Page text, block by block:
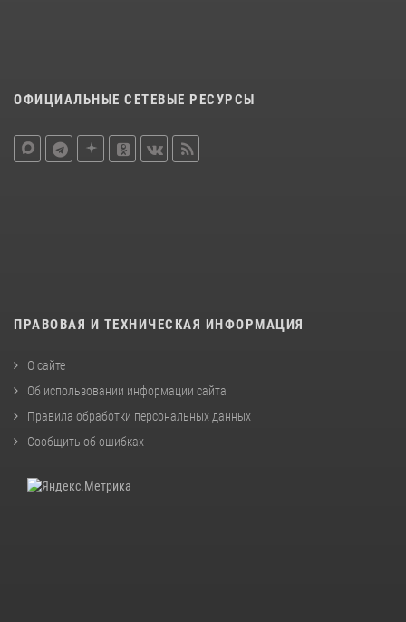
ОФИЦИАЛЬНЫЕ СЕТЕВЫЕ РЕСУРСЫ
ПРАВОВАЯ И ТЕХНИЧЕСКАЯ ИНФОРМАЦИЯ
О сайте
Об использовании информации сайта
Правила обработки персональных данных
Сообщить об ошибках